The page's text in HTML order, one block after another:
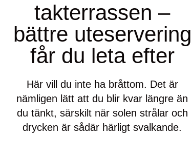
takterrassen –
bättre uteservering
får du leta efter
Här vill du inte ha bråttom. Det är
nämligen lätt att du blir kvar längre än
du tänkt, särskilt när solen strålar och
drycken är sådär härligt svalkande.